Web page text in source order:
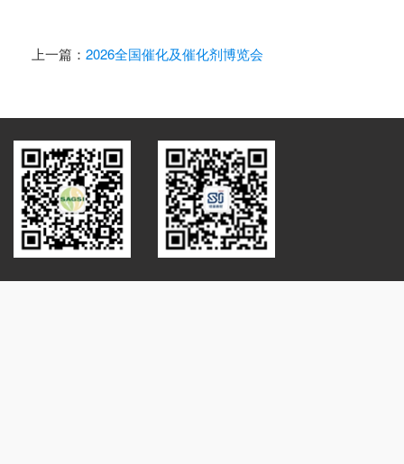
上一篇： 2026全国催化及催化剂博览会